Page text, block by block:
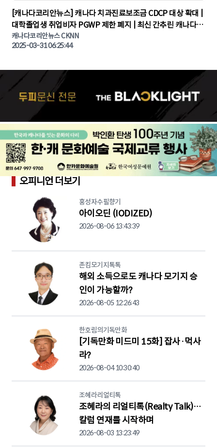
▶
[캐나다코리안뉴스] 캐나다 치과진료보조금 CDCP 대상 확대 |
대학졸업생 취업비자 PGWP 제한 폐지 | 최신 간추린 캐나다뉴
스 | CKNNEWS | 캐나다뉴스 | 토론토뉴스
캐나다코리안뉴스 CKNN
2025-03-31 06:25:44
오피니언 더보기
홍성자수필향기
아이오딘 (IODIZED)
2026-08-06 13:43:39
존킴모기지톡톡
해외 소득으로도 캐나다 모기지 승
인이 가능할까?
2026-08-05 12:26:43
한호림의기독만화
[기독만화 미드미 15화] 잡사·먹사
라?
2026-08-04 10:30:40
조혜라리얼티톡
조혜라의 리얼티톡(Realty Talk)…
칼럼 연재를 시작하며
2026-08-03 13:23:49